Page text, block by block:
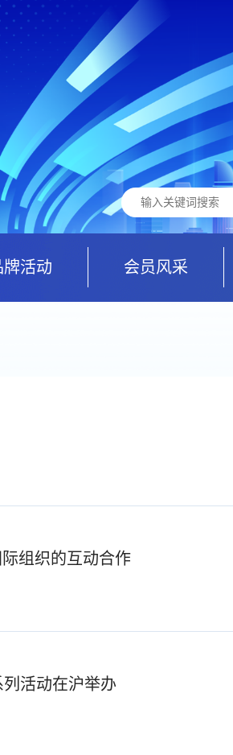
牌活动 会员风采
组织的互动合作
活动在沪举办